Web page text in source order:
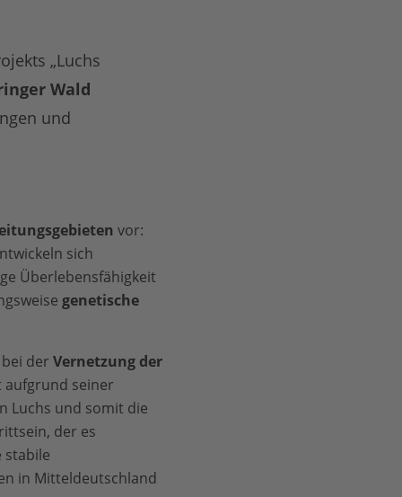
„Luchs
Wald
und
vor:
sich
Überlebensfähigkeit
genetische
der Vernetzung der
seiner
Luchs und somit die
der es
stabile
in Mitteldeutschland